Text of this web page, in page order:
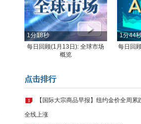
1分18秒
每日回顾(1月13日): 全球市场
概览
1分44
每日回
点击排行
1 【国际大宗商品早报】纽约金价全周
全线上涨